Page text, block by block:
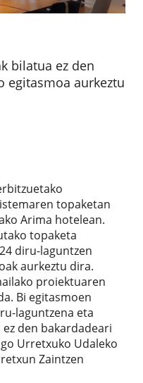
bilatua ez den
egitasmoa aurkeztu
topaketan
Arima hotelean.
topaketa
diru-laguntzen
aurkeztu dira.
proiektuaren
Bi egitasmoen
laguntzena eta
den bakardadeari
Urretxuko Udaleko
Zaintzen